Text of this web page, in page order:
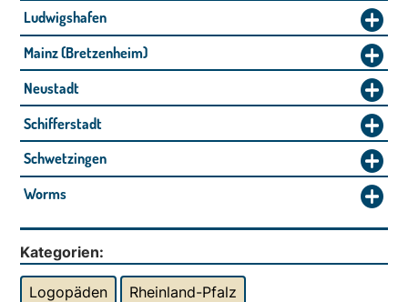
Ludwigshafen
Mainz (Bretzenheim)
Neustadt
Schifferstadt
Schwetzingen
Worms
Kategorien:
Logopäden Rheinland-Pfalz